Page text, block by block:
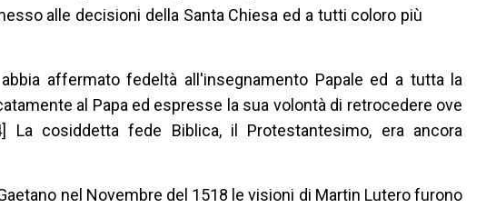
alle decisioni della Santa Chiesa ed a tutti coloro più
affermato fedeltà all'insegnamento Papale ed a tutta la
al Papa ed espresse la sua volontà di retrocedere ove
cosiddetta fede Biblica, il Protestantesimo, era ancora
nel Novembre del 1518 le visioni di Martin Lutero furono